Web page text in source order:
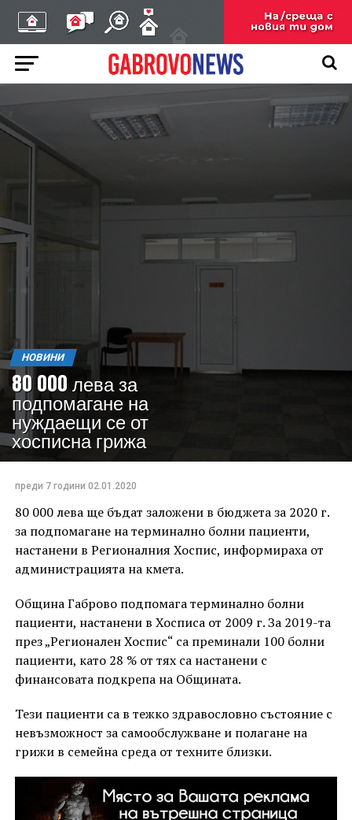
НОВИНИ
80 000 лева за
подпомагане на
нуждаещи се от
хосписна грижа
преди 7 години 02.01.2020
80 000 лева ще бъдат заложени в бюджета за 2020 г.
за подпомагане на терминално болни пациенти,
настанени в Регионалния Хоспис, информираха от
администрацията на кмета.
Община Габрово подпомага терминално болни
пациенти, настанени в Хосписа от 2009 г. За 2019-та
през „Регионален Хоспис“ са преминали 100 болни
пациенти, като 28 % от тях са настанени с
финансовата подкрепа на Общината.
Тези пациенти са в тежко здравословно състояние с
невъзможност за самообслужване и полагане на
грижи в семейна среда от техните близки.